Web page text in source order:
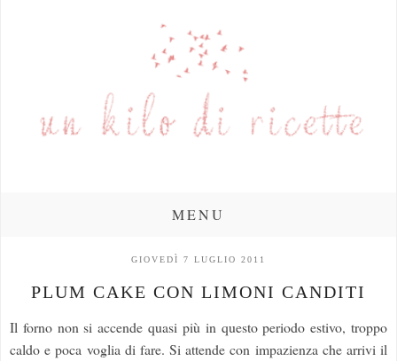
MENU
GIOVEDÌ 7 LUGLIO 2011
PLUM CAKE CON LIMONI CANDITI
Il forno non si accende quasi più in questo periodo estivo, troppo
caldo e poca voglia di fare. Si attende con impazienza che arrivi il